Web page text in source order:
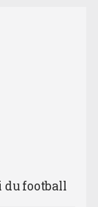
du football